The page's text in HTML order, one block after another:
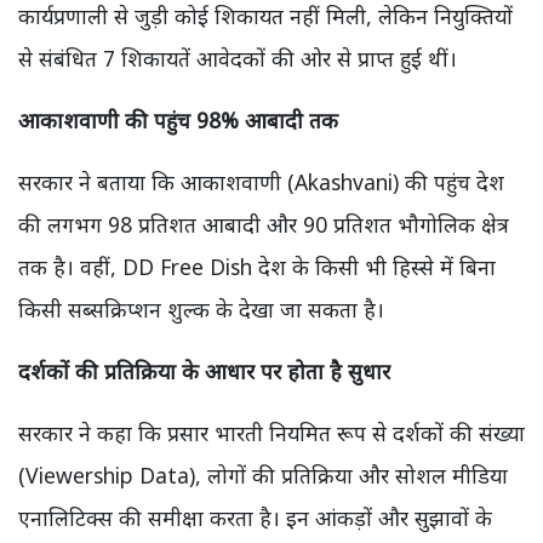
कार्यप्रणाली से जुड़ी कोई शिकायत नहीं मिली, लेकिन नियुक्तियों
से संबंधित 7 शिकायतें आवेदकों की ओर से प्राप्त हुई थीं।
आकाशवाणी की पहुंच 98% आबादी तक
सरकार ने बताया कि आकाशवाणी (Akashvani) की पहुंच देश
की लगभग 98 प्रतिशत आबादी और 90 प्रतिशत भौगोलिक क्षेत्र
तक है। वहीं, DD Free Dish देश के किसी भी हिस्से में बिना
किसी सब्सक्रिप्शन शुल्क के देखा जा सकता है।
दर्शकों की प्रतिक्रिया के आधार पर होता है सुधार
सरकार ने कहा कि प्रसार भारती नियमित रूप से दर्शकों की संख्या
(Viewership Data), लोगों की प्रतिक्रिया और सोशल मीडिया
एनालिटिक्स की समीक्षा करता है। इन आंकड़ों और सुझावों के